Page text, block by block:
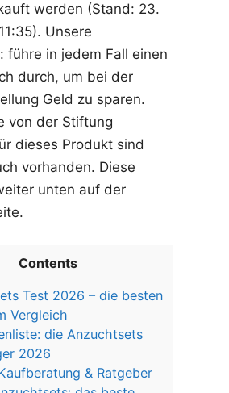
werden (Stand: 23.
Unsere
führe in jedem Fall einen
durch, um bei der
Geld zu sparen.
von der Stiftung
dieses Produkt sind
vorhanden. Diese
unten auf der
Contents
Test 2026 – die besten
Vergleich
die Anzuchtsets
2026
& Ratgeber